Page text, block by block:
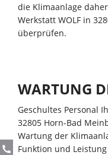
die Klimaanlage
Werkstatt WOLF in
überprüfen.
WARTUNG
Geschultes Personal
32805 Horn-Bad
Wartung der
Funktion und